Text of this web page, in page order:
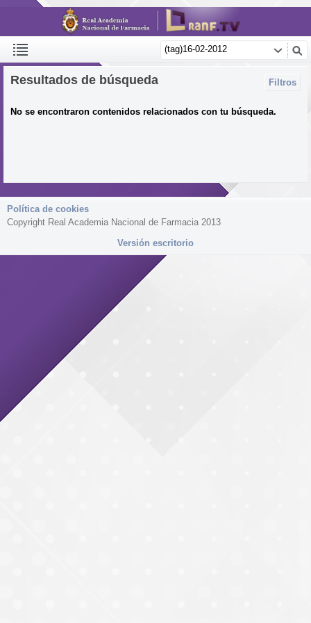
Filtros
Resultados de búsqueda
No se encontraron contenidos relacionados con tu búsqueda.
Política de cookies
Copyright Real Academia Nacional de Farmacia 2013
Versión escritorio